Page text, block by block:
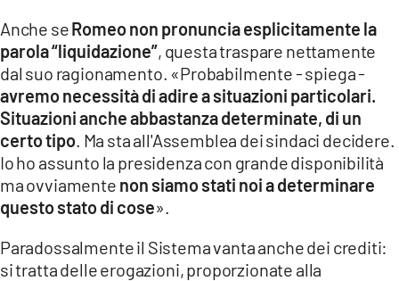
Anche seRomeo non pronuncia esplicitamente la
parola “liquidazione”, questa traspare nettamente
dal suo ragionamento. «Probabilmente - spiega -
avremo necessità di adire a situazioni particolari.
Situazioni anche abbastanza determinate, di un
certo tipo . Ma sta all'Assemblea dei sindaci decidere.
Io ho assunto la presidenza con grande disponibilità
ma ovviamente non siamo stati noi a determinare
questo stato di cose».
Paradossalmente il Sistema vanta anche dei crediti:
si tratta delle erogazioni, proporzionate alla